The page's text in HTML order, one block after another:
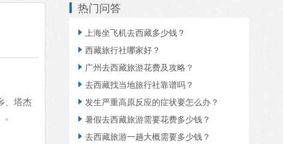
、塔杰
热门问答
 上海坐飞机去西藏多少钱？
 西藏旅行社哪家好？
 广州去西藏旅游花费及攻略？
 去西藏找当地旅行社靠谱吗？
 发生严重高原反应的症状要怎么办？
 暑假去西藏旅游需要花费多少钱？
 去西藏旅游一趟大概需要多少钱？